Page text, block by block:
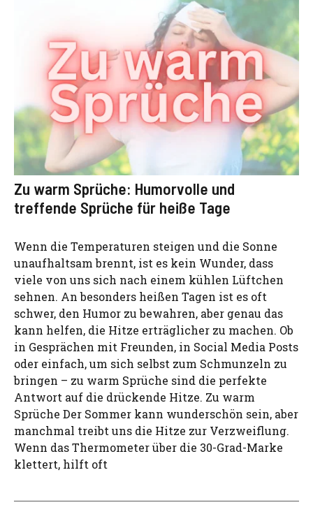
Zu warm Sprüche: Humorvolle und
treffende Sprüche für heiße Tage
Wenn die Temperaturen steigen und die Sonne
unaufhaltsam brennt, ist es kein Wunder, dass
viele von uns sich nach einem kühlen Lüftchen
sehnen. An besonders heißen Tagen ist es oft
schwer, den Humor zu bewahren, aber genau das
kann helfen, die Hitze erträglicher zu machen. Ob
in Gesprächen mit Freunden, in Social Media Posts
oder einfach, um sich selbst zum Schmunzeln zu
bringen – zu warm Sprüche sind die perfekte
Antwort auf die drückende Hitze. Zu warm
Sprüche Der Sommer kann wunderschön sein, aber
manchmal treibt uns die Hitze zur Verzweiflung.
Wenn das Thermometer über die 30-Grad-Marke
klettert, hilft oft